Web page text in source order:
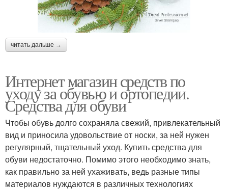
читать дальше →
Интернет магазин средств по
уходу за обувью и ортопедии.
Средства для обуви
Чтобы обувь долго сохраняла свежий, привлекательный
вид и приносила удовольствие от носки, за ней нужен
регулярный, тщательный уход. Купить средства для
обуви недостаточно. Помимо этого необходимо знать,
как правильно за ней ухаживать, ведь разные типы
материалов нуждаются в различных технологиях